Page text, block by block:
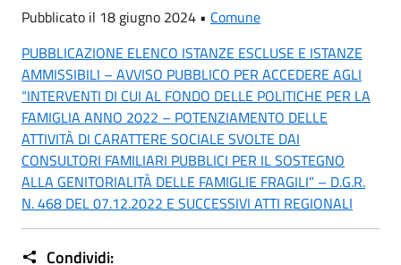
Pubblicato il 18 giugno 2024 • Comune
PUBBLICAZIONE ELENCO ISTANZE ESCLUSE E ISTANZE
AMMISSIBILI – AVVISO PUBBLICO PER ACCEDERE AGLI
“INTERVENTI DI CUI AL FONDO DELLE POLITICHE PER LA
FAMIGLIA ANNO 2022 – POTENZIAMENTO DELLE
ATTIVITÀ DI CARATTERE SOCIALE SVOLTE DAI
CONSULTORI FAMILIARI PUBBLICI PER IL SOSTEGNO
ALLA GENITORIALITÀ DELLE FAMIGLIE FRAGILI” – D.G.R.
N. 468 DEL 07.12.2022 E SUCCESSIVI ATTI REGIONALI
Condividi: